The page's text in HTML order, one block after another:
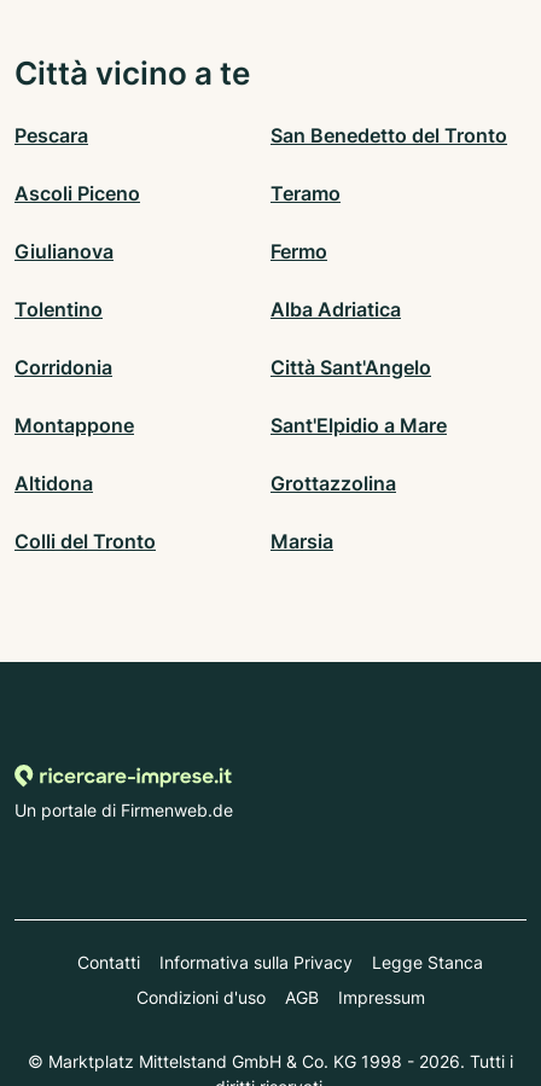
Città vicino a te
Pescara San Benedetto del Tronto
Ascoli Piceno Teramo
Giulianova Fermo
Tolentino Alba Adriatica
Corridonia Città Sant'Angelo
Montappone Sant'Elpidio a Mare
Altidona Grottazzolina
Colli del Tronto Marsia
Un portale di Firmenweb.de
Contatti Informativa sulla Privacy
Legge Stanca
Condizioni d'uso
AGB Impressum
© Marktplatz Mittelstand GmbH & Co. KG 1998 - 2026. Tutti i